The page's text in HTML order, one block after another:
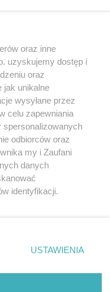
z portali
sięz nami
oraz inne
uzyskujemy dostęp i
oraz
jak unikalne
wysyłane przez
celu zapewniania
spersonalizowanych
odbiorców oraz
my i Zaufani
danych
identyfikacji.
prywatności
strony
zgody
się takiemu
USTAWIENIA